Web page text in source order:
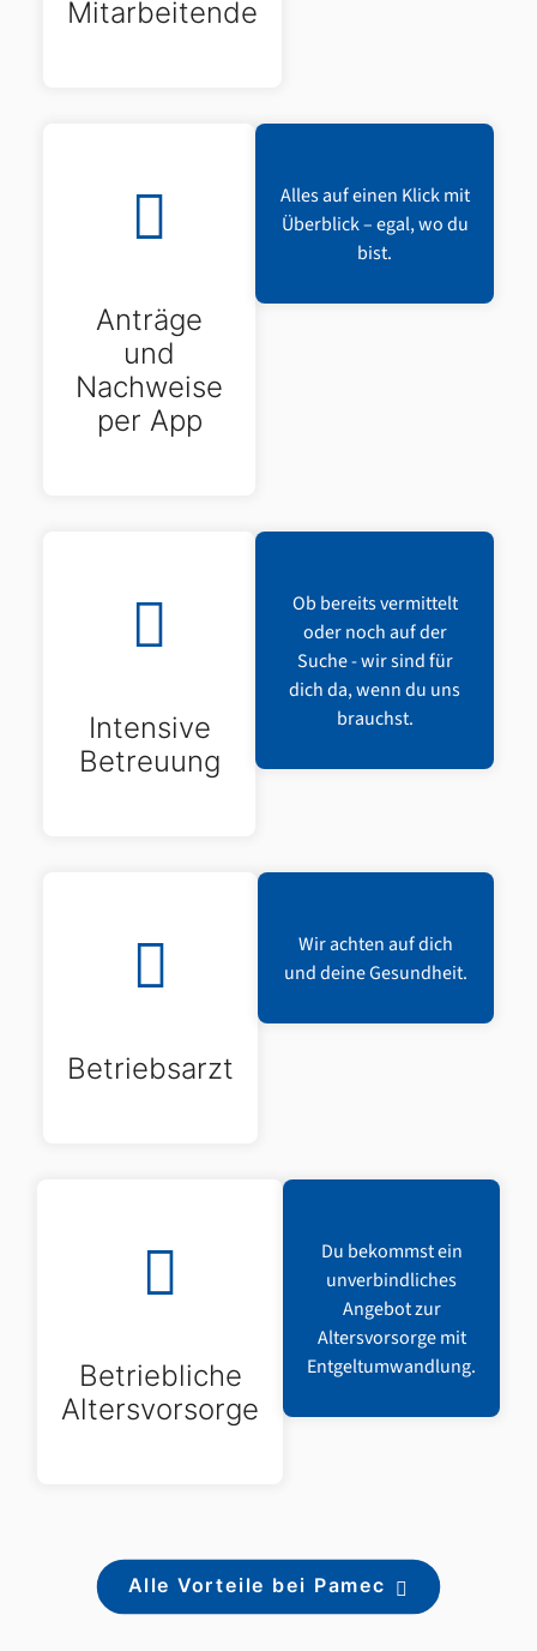
Mitarbeitende
Anträge
und
Nachweise
per App
Alles auf einen Klick mit
Überblick – egal, wo du
bist.
Intensive
Betreuung
Ob bereits vermittelt
oder noch auf der
Suche - wir sind für
dich da, wenn du uns
brauchst.
Betriebsarzt
Wir achten auf dich
und deine Gesundheit.
Betriebliche
Altersvorsorge
Du bekommst ein
unverbindliches
Angebot zur
Altersvorsorge mit
Entgeltumwandlung.
Alle Vorteile bei Pamec